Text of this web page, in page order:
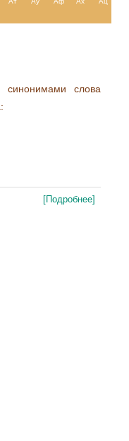
синонимами слова
[Подробнее]